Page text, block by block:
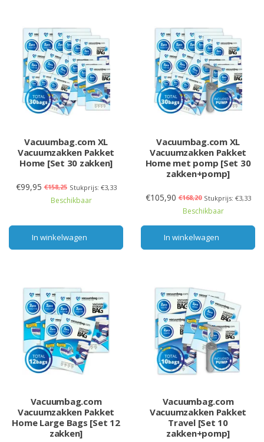
Vacuumbag.com XL
Vacuumzakken Pakket
Home [Set 30 zakken]
€99,95 €158,25 Stukprijs: €3,33
Beschikbaar
In winkelwagen
Vacuumbag.com XL
Vacuumzakken Pakket
Home met pomp [Set 30
zakken+pomp]
€105,90 €168,20 Stukprijs: €3,33
Beschikbaar
In winkelwagen
Vacuumbag.com
Vacuumzakken Pakket
Home Large Bags [Set 12
zakken]
Vacuumbag.com
Vacuumzakken Pakket
Travel [Set 10
zakken+pomp]